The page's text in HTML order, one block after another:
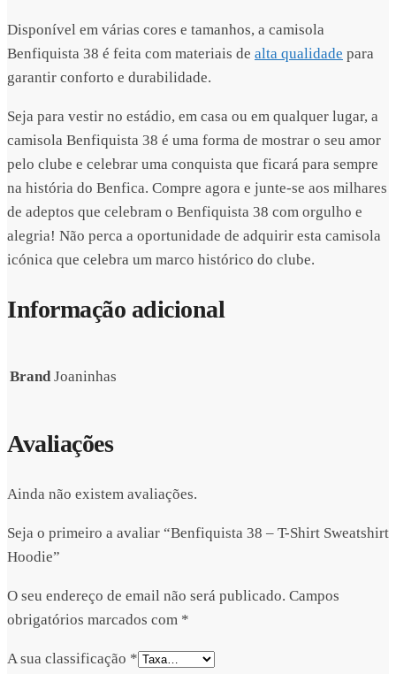
Disponível em várias cores e tamanhos, a camisola
Benfiquista 38 é feita com materiais de alta qualidade para
garantir conforto e durabilidade.
Seja para vestir no estádio, em casa ou em qualquer lugar, a
camisola Benfiquista 38 é uma forma de mostrar o seu amor
pelo clube e celebrar uma conquista que ficará para sempre
na história do Benfica. Compre agora e junte-se aos milhares
de adeptos que celebram o Benfiquista 38 com orgulho e
alegria! Não perca a oportunidade de adquirir esta camisola
icónica que celebra um marco histórico do clube.
Informação adicional
Brand Joaninhas
Avaliações
Ainda não existem avaliações.
Seja o primeiro a avaliar “Benfiquista 38 – T-Shirt Sweatshirt
Hoodie”
O seu endereço de email não será publicado. Campos
obrigatórios marcados com *
A sua classificação *